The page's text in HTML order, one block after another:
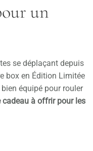
un
se déplaçant depuis
box en Édition Limitée
équipé pour rouler
cadeau à offrir pour les